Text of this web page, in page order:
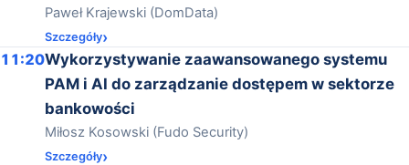
Paweł Krajewski (DomData)
Szczegóły
11:20Wykorzystywanie zaawansowanego systemu
PAM i AI do zarządzanie dostępem w sektorze
bankowości
Miłosz Kosowski (Fudo Security)
Szczegóły